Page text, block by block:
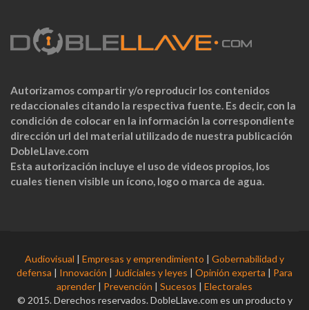
Autorizamos compartir y/o reproducir los contenidos
redaccionales citando la respectiva fuente. Es decir, con la
condición de colocar en la información la correspondiente
dirección url del material utilizado de nuestra publicación
DobleLlave.com
Esta autorización incluye el uso de videos propios, los
cuales tienen visible un ícono, logo o marca de agua.
Audiovisual | Empresas y emprendimiento | Gobernabilidad y
defensa | Innovación | Judiciales y leyes | Opinión experta | Para
aprender | Prevención | Sucesos | Electorales
© 2015. Derechos reservados. DobleLlave.com es un producto y